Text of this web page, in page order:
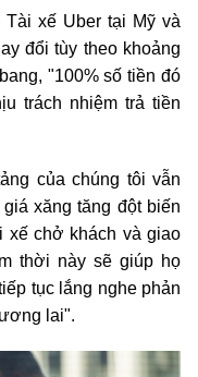
xế Uber tại Mỹ và
đổi tùy theo khoảng
, "100% số tiền đó
trách nhiệm trả tiền
của chúng tôi vẫn
xăng tăng đột biến
xế chở khách và giao
thời này sẽ giúp họ
tục lắng nghe phản
lai".